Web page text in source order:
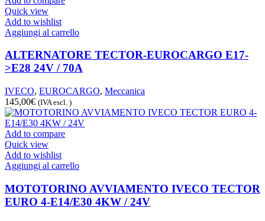
202,26€.
Quick view
Add to wishlist
Aggiungi al carrello
ALTERNATORE TECTOR-EUROCARGO E17-
>E28 24V / 70A
IVECO, EUROCARGO, Meccanica
145,00€ (IVA escl. )
Add to compare
Quick view
Add to wishlist
Aggiungi al carrello
MOTOTORINO AVVIAMENTO IVECO TECTOR
EURO 4-E14/E30 4KW / 24V